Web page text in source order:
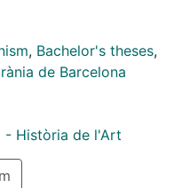
un centro que atrae a
planteamos será
del proyecto es
para referirse al
para
, Bachelor's theses,
de Barcelona
- Història de l'Art